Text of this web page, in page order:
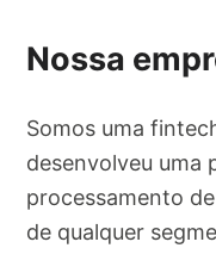
Nossa
Somos uma
desenvolveu uma
processamento
de qualquer